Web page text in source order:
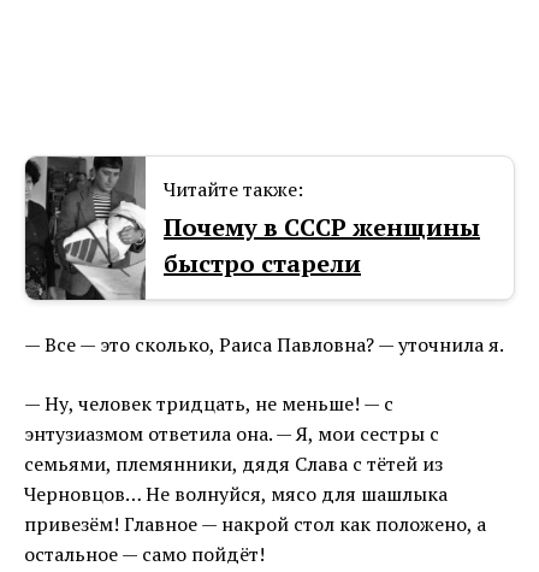
Читайте также:
Почему в СССР женщины
быстро старели
— Все — это сколько, Раиса Павловна? — уточнила я.
— Ну, человек тридцать, не меньше! — с
энтузиазмом ответила она. — Я, мои сестры с
семьями, племянники, дядя Слава с тётей из
Черновцов… Не волнуйся, мясо для шашлыка
привезём! Главное — накрой стол как положено, а
остальное — само пойдёт!